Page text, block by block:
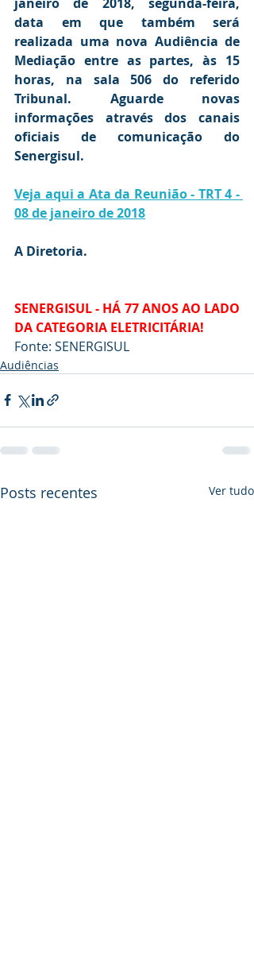
data em que também será
realizada uma nova Audiência de
Mediação entre as partes, às 15
horas, na sala 506 do referido
Tribunal. Aguarde novas
informações através dos canais
oficiais de comunicação do
Senergisul.
Veja aqui a Ata da Reunião - TRT 4 -
08 de janeiro de 2018
A Diretoria.
SENERGISUL - HÁ 77 ANOS AO LADO
DA CATEGORIA ELETRICITÁRIA!
Fonte: SENERGISUL
Audiências
Posts recentes Ver tudo